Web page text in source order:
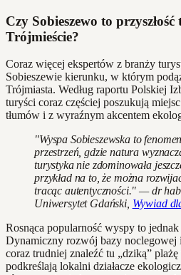
Czy Sobieszewo to
Trójmieście?
Coraz więcej ekspertów z branży
Sobieszewie kierunku, w którym
Trójmiasta. Według raportu Polskiej
turyści coraz częściej poszukują
tłumów i z wyraźnym akcentem
"Wyspa Sobieszewska to
przestrzeń, gdzie natura
turystyka nie zdominowała
przykład na to, że można
tracąc autentyczności." — dr
Uniwersytet Gdański, Wywiad
Rosnąca popularność wyspy to
Dynamiczny rozwój bazy noclegowej
coraz trudniej znaleźć tu „dziką”
podkreślają lokalni działacze